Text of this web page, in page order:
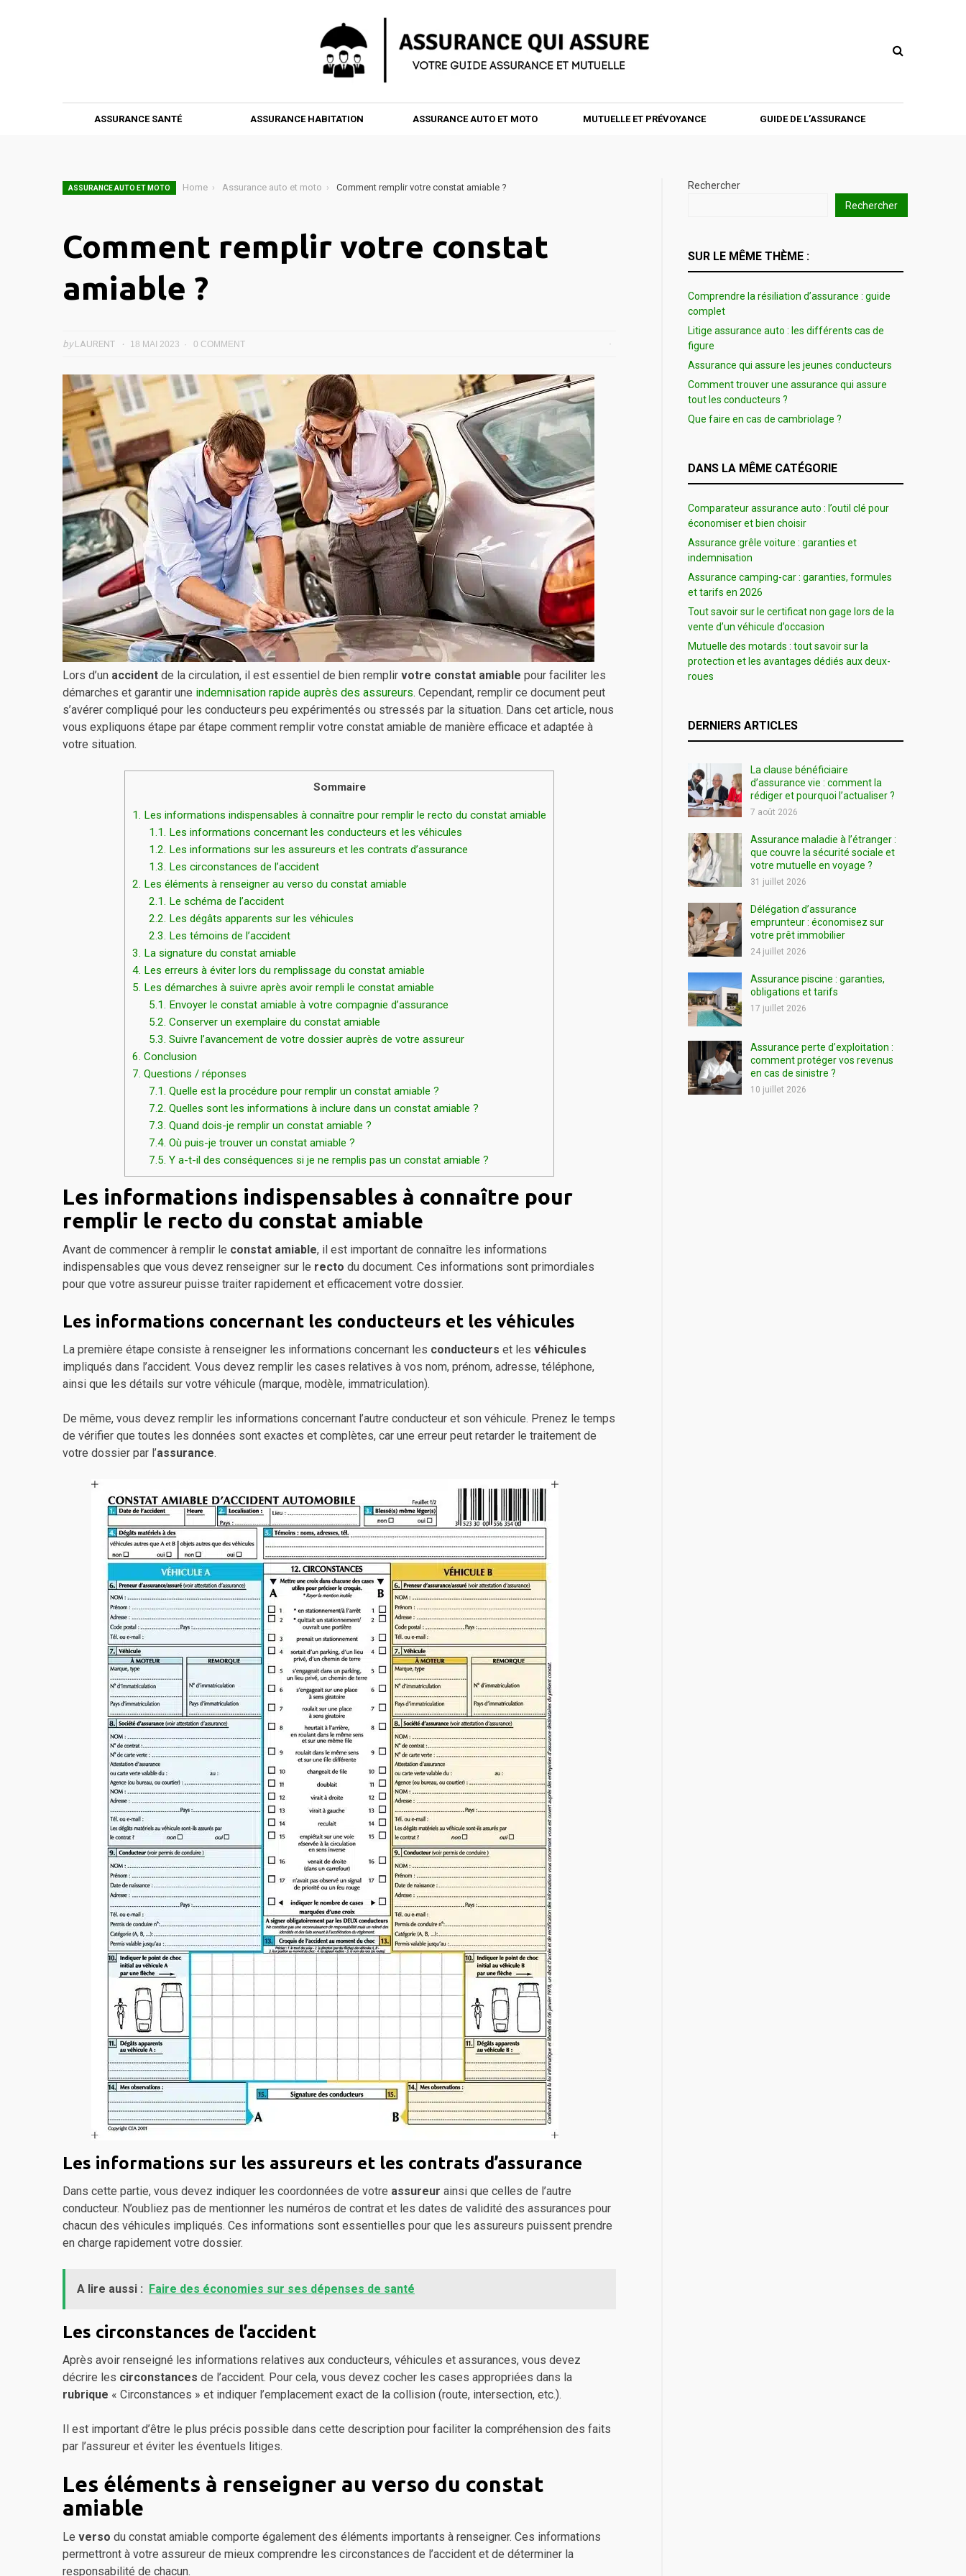
ASSURANCE SANTÉ ASSURANCE HABITATION ASSURANCE AUTO ET MOTO MUTUELLE ET PRÉVOYANCE GUIDE DE L’ASSURANCE
ASSURANCE AUTO ET MOTO Home Assurance auto et moto Comment remplir votre constat amiable ?
Comment remplir votre constat
amiable ?
byLAURENT 18 MAI 2023 0 COMMENT
Lors d’un accident de la circulation, il est essentiel de bien remplir votre constat amiable pour faciliter les
démarches et garantir une indemnisation rapide auprès des assureurs. Cependant, remplir ce document peut
s’avérer compliqué pour les conducteurs peu expérimentés ou stressés par la situation. Dans cet article, nous
vous expliquons étape par étape comment remplir votre constat amiable de manière efficace et adaptée à
votre situation.
Sommaire
1. Les informations indispensables à connaître pour remplir le recto du constat amiable
1.1. Les informations concernant les conducteurs et les véhicules
1.2. Les informations sur les assureurs et les contrats d’assurance
1.3. Les circonstances de l’accident
2. Les éléments à renseigner au verso du constat amiable
2.1. Le schéma de l’accident
2.2. Les dégâts apparents sur les véhicules
2.3. Les témoins de l’accident
3. La signature du constat amiable
4. Les erreurs à éviter lors du remplissage du constat amiable
5. Les démarches à suivre après avoir rempli le constat amiable
5.1. Envoyer le constat amiable à votre compagnie d’assurance
5.2. Conserver un exemplaire du constat amiable
5.3. Suivre l’avancement de votre dossier auprès de votre assureur
6. Conclusion
7. Questions / réponses
7.1. Quelle est la procédure pour remplir un constat amiable ?
7.2. Quelles sont les informations à inclure dans un constat amiable ?
7.3. Quand dois-je remplir un constat amiable ?
7.4. Où puis-je trouver un constat amiable ?
7.5. Y a-t-il des conséquences si je ne remplis pas un constat amiable ?
Les informations indispensables à connaître pour
remplir le recto du constat amiable
Avant de commencer à remplir le constat amiable, il est important de connaître les informations
indispensables que vous devez renseigner sur le recto du document. Ces informations sont primordiales
pour que votre assureur puisse traiter rapidement et efficacement votre dossier.
Les informations concernant les conducteurs et les véhicules
La première étape consiste à renseigner les informations concernant les conducteurs et les véhicules
impliqués dans l’accident. Vous devez remplir les cases relatives à vos nom, prénom, adresse, téléphone,
ainsi que les détails sur votre véhicule (marque, modèle, immatriculation).
De même, vous devez remplir les informations concernant l’autre conducteur et son véhicule. Prenez le temps
de vérifier que toutes les données sont exactes et complètes, car une erreur peut retarder le traitement de
votre dossier par l’assurance.
Les informations sur les assureurs et les contrats d’assurance
Dans cette partie, vous devez indiquer les coordonnées de votre assureur ainsi que celles de l’autre
conducteur. N’oubliez pas de mentionner les numéros de contrat et les dates de validité des assurances pour
chacun des véhicules impliqués. Ces informations sont essentielles pour que les assureurs puissent prendre
en charge rapidement votre dossier.
A lire aussi : Faire des économies sur ses dépenses de santé
Les circonstances de l’accident
Après avoir renseigné les informations relatives aux conducteurs, véhicules et assurances, vous devez
décrire les circonstances de l’accident. Pour cela, vous devez cocher les cases appropriées dans la
rubrique « Circonstances » et indiquer l’emplacement exact de la collision (route, intersection, etc.).
Il est important d’être le plus précis possible dans cette description pour faciliter la compréhension des faits
par l’assureur et éviter les éventuels litiges.
Les éléments à renseigner au verso du constat
amiable
Le verso du constat amiable comporte également des éléments importants à renseigner. Ces informations
permettront à votre assureur de mieux comprendre les circonstances de l’accident et de déterminer la
responsabilité de chacun.
Rechercher
Rechercher
SUR LE MÊME THÈME :
Comprendre la résiliation d’assurance : guide
complet
Litige assurance auto : les différents cas de
figure
Assurance qui assure les jeunes conducteurs
Comment trouver une assurance qui assure
tout les conducteurs ?
Que faire en cas de cambriolage ?
DANS LA MÊME CATÉGORIE
Comparateur assurance auto : l’outil clé pour
économiser et bien choisir
Assurance grêle voiture : garanties et
indemnisation
Assurance camping-car : garanties, formules
et tarifs en 2026
Tout savoir sur le certificat non gage lors de la
vente d’un véhicule d’occasion
Mutuelle des motards : tout savoir sur la
protection et les avantages dédiés aux deux-
roues
DERNIERS ARTICLES
La clause bénéficiaire
d’assurance vie : comment la
rédiger et pourquoi l’actualiser ?
7 août 2026
Assurance maladie à l’étranger :
que couvre la sécurité sociale et
votre mutuelle en voyage ?
31 juillet 2026
Délégation d’assurance
emprunteur : économisez sur
votre prêt immobilier
24 juillet 2026
Assurance piscine : garanties,
obligations et tarifs
17 juillet 2026
Assurance perte d’exploitation :
comment protéger vos revenus
en cas de sinistre ?
10 juillet 2026